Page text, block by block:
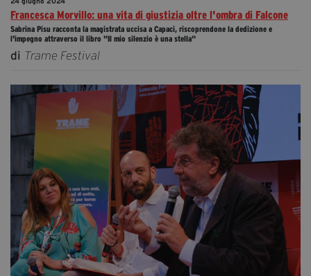
Francesca Morvillo: una vita di giustizia oltre l'ombra di Falcone
Sabrina Pisu racconta la magistrata uccisa a Capaci, riscoprendone la dedizione e
l'impegno attraverso il libro "Il mio silenzio è una stella"
di Trame Festival